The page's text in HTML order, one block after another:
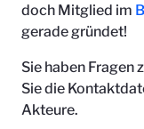
doch Mitglied im
gerade gründet!
Sie haben Fragen
Sie die
Akteure.